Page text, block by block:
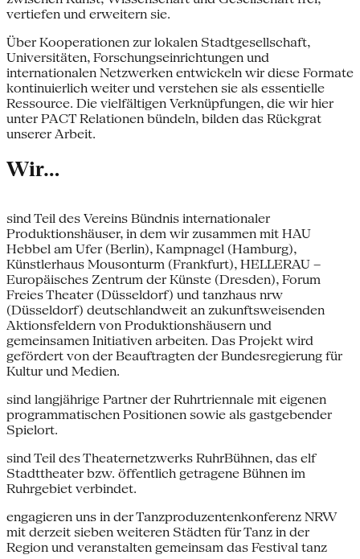
vertiefen und erweitern sie.
Über Kooperationen zur lokalen Stadtgesellschaft,
Universitäten, Forschungseinrichtungen und
internationalen Netzwerken entwickeln wir diese Formate
kontinuierlich weiter und verstehen sie als essentielle
Ressource. Die vielfältigen Verknüpfungen, die wir hier
unter PACT Relationen bündeln, bilden das Rückgrat
unserer Arbeit.
Wir…
sind Teil des Vereins Bündnis internationaler
Produktionshäuser, in dem wir zusammen mit HAU
Hebbel am Ufer (Berlin), Kampnagel (Hamburg),
Künstlerhaus Mousonturm (Frankfurt), HELLERAU –
Europäisches Zentrum der Künste (Dresden), Forum
Freies Theater (Düsseldorf) und tanzhaus nrw
(Düsseldorf) deutschlandweit an zukunftsweisenden
Aktionsfeldern von Produktionshäusern und
gemeinsamen Initiativen arbeiten. Das Projekt wird
gefördert von der Beauftragten der Bundesregierung für
Kultur und Medien.
sind langjährige Partner der Ruhrtriennale mit eigenen
programmatischen Positionen sowie als gastgebender
Spielort.
sind Teil des Theaternetzwerks RuhrBühnen, das elf
Stadttheater bzw. öffentlich getragene Bühnen im
Ruhrgebiet verbindet.
engagieren uns in der Tanzproduzentenkonferenz NRW
mit derzeit sieben weiteren Städten für Tanz in der
Region und veranstalten gemeinsam das Festival tanz